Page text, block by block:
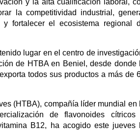
y la alta cualificación laboral,
la competitividad industrial,
fortalecer el ecosistema regional
lugar en el centro de
de HTBA en Beniel, desde donde
todos sus productos a más de
(HTBA), compañía líder mundial en
de flavonoides cítricos
B12, ha acogido este jueves